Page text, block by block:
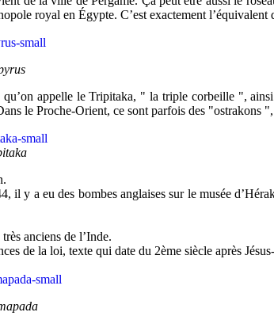
royal en Égypte. C’est exactement
appelle le Tripitaka, " la triple corbeille ",
le Proche-Orient, ce sont parfois des "ostrakons ",
y a eu des bombes anglaises sur le musée
anciens de l’Inde.
de la loi, texte qui date du 2ème siècle après